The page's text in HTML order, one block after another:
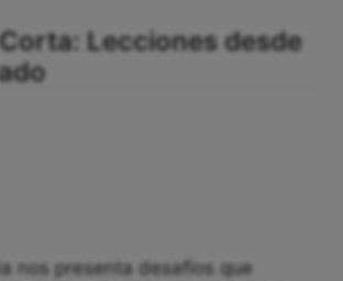
Lecciones desde
nos presenta desafíos que